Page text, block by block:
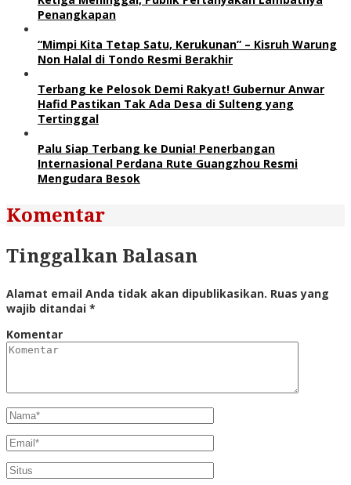
Penangkapan
“Mimpi Kita Tetap Satu, Kerukunan” – Kisruh Warung
Non Halal di Tondo Resmi Berakhir
Terbang ke Pelosok Demi Rakyat! Gubernur Anwar
Hafid Pastikan Tak Ada Desa di Sulteng yang
Tertinggal
Palu Siap Terbang ke Dunia! Penerbangan
Internasional Perdana Rute Guangzhou Resmi
Mengudara Besok
Komentar
Tinggalkan Balasan
Alamat email Anda tidak akan dipublikasikan. Ruas yang
wajib ditandai *
Komentar